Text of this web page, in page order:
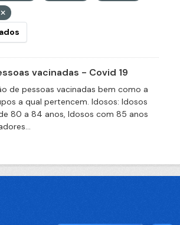
vacinadas - Covid 19
de pessoas vacinadas bem como a
a qual pertencem. Idosos: Idosos
80 a 84 anos, Idosos com 85 anos